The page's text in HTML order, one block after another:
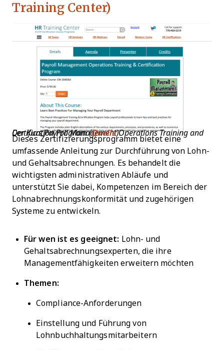
Training Center)
Der Kurs Payroll Management Operations Training and Certification Program (Quelle).
Dieses Zertifizierungsprogramm bietet eine
umfassende Anleitung zur Durchführung von Lohn-
und Gehaltsabrechnungen. Es behandelt die
wichtigsten administrativen Abläufe und
unterstützt Sie dabei, Kompetenzen im Bereich der
Lohnabrechnungskonformität und zugehörigen
Systeme zu entwickeln.
Für wen ist es geeignet: Lohn- und
Gehaltsabrechnungsexperten, die ihre
Managementfähigkeiten erweitern möchten
Themen:
Compliance-Anforderungen
Einstellung und Führung von
Lohnbuchhaltungsmitarbeitern